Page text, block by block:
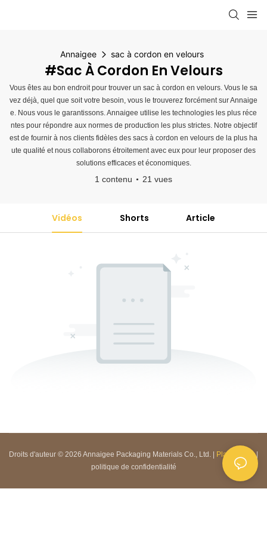
Annaigee sac à cordon en velours
#sac À Cordon En Velours
Vous êtes au bon endroit pour trouver un sac à cordon en velours. Vous le sa
vez déjà, quel que soit votre besoin, vous le trouverez forcément sur Annaige
e. Nous vous le garantissons. Annaigee utilise les technologies les plus réce
ntes pour répondre aux normes de production les plus strictes. Notre objectif
est de fournir à nos clients fidèles des sacs à cordon en velours de la plus ha
ute qualité et nous collaborons étroitement avec eux pour leur proposer des
solutions efficaces et économiques.
1 contenu 21 vues
Vidéos Shorts Article
Droits d'auteur © 2026 Annaigee Packaging Materials Co., Ltd. | Plan du site|
politique de confidentialité